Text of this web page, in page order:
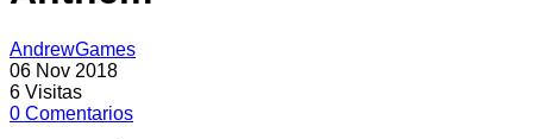
AndrewGames
06 Nov 2018
6 Visitas
0 Comentarios